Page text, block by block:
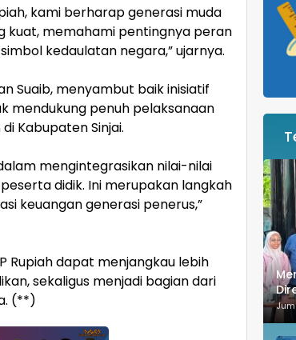
kami berharap generasi muda
kuat, memahami pentingnya peran
kedaulatan negara,” ujarnya.
Suaib, menyambut baik inisiatif
mendukung penuh pelaksanaan
Kabupaten Sinjai.
mengintegrasikan nilai-nilai
didik. Ini merupakan langkah
keuangan generasi penerus,”
Rupiah dapat menjangkau lebih
sekaligus menjadi bagian dari
(**)